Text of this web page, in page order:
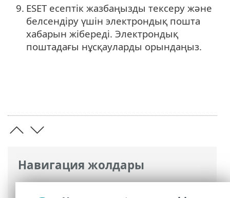
Навигация жолдары
ESET онлайн анықтамасы>ESET HOME
9. ESET есептік жазбаңызды тексеру және
белсендіру үшін электрондық пошта
хабарын жібереді. Электрондық
поштадағы нұсқауларды орындаңыз.